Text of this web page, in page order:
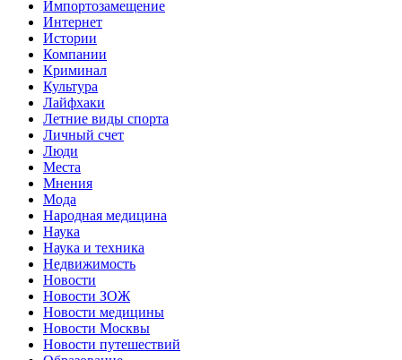
Импортозамещение
Интернет
Истории
Компании
Криминал
Культура
Лайфхаки
Летние виды спорта
Личный счет
Люди
Места
Мнения
Мода
Народная медицина
Наука
Наука и техника
Недвижимость
Новости
Новости ЗОЖ
Новости медицины
Новости Москвы
Новости путешествий